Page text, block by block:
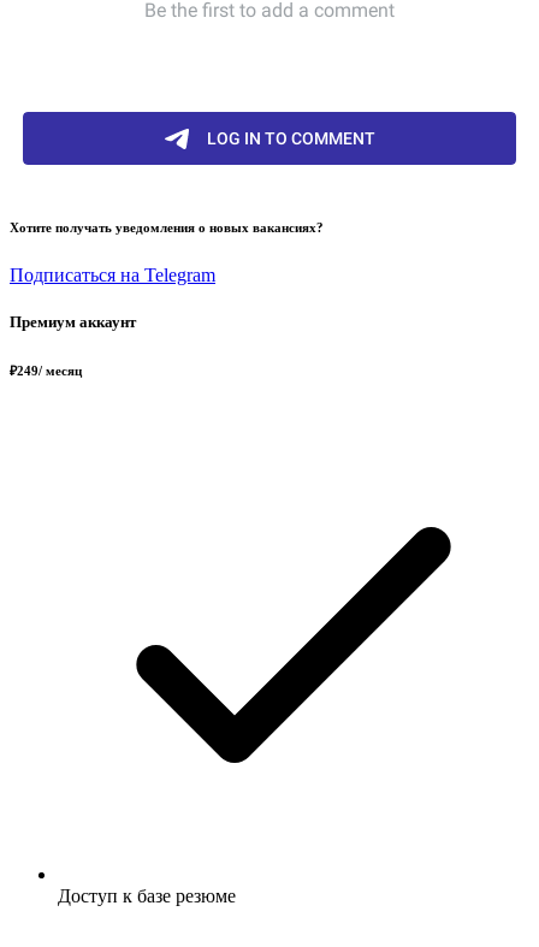
Хотите получать уведомления о новых вакансиях?
Подписаться на Telegram
Премиум аккаунт
₽249/ месяц
Доступ к базе резюме